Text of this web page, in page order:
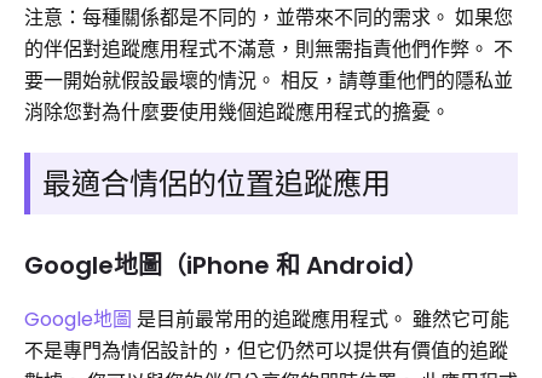
注意：每種關係都是不同的，並帶來不同的需求。 如果您
的伴侶對追蹤應用程式不滿意，則無需指責他們作弊。 不
要一開始就假設最壞的情況。 相反，請尊重他們的隱私並
消除您對為什麼要使用幾個追蹤應用程式的擔憂。
最適合情侶的位置追蹤應用
Google地圖（iPhone 和 Android）
Google地圖 是目前最常用的追蹤應用程式。 雖然它可能
不是專門為情侶設計的，但它仍然可以提供有價值的追蹤